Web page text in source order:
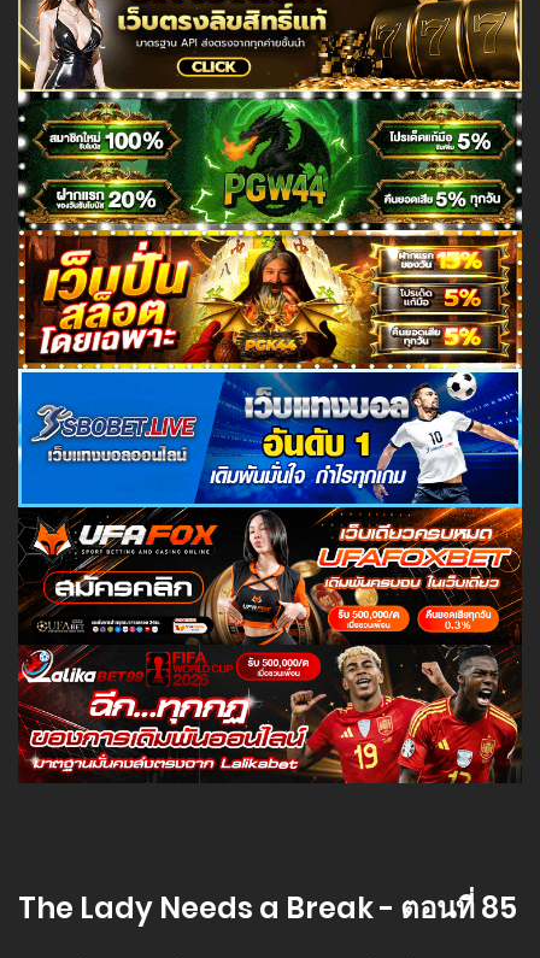
The Lady Needs a Break - ตอนที่ 85